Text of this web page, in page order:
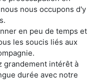
nous occupons d'y
en peu de temps et
les soucis liés aux
grandement intérêt à
durée avec notre